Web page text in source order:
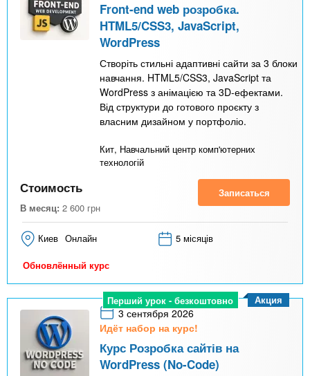
Front-end web розробка.
HTML5/CSS3, JavaScript,
WordPress
Створіть стильні адаптивні сайти за 3 блоки
навчання. HTML5/CSS3, JavaScript та
WordPress з анімацією та 3D-ефектами.
Від структури до готового проєкту з
власним дизайном у портфоліо.
Кит, Навчальний центр комп'ютерних
технологій
Стоимость
В месяц: 2 600 грн
Записаться
Киев Онлайн 5 місяців
Обновлённый курс
Перший урок - безкоштовно
3 сентября 2026
Идёт набор на курс!
Курс Розробка сайтів на
WordPress (No-Code)
Акция